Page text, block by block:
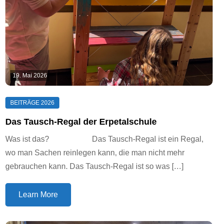
19. Mai 2026
Das Tausch-Regal der Erpetalschule
Was ist das? Das Tausch-Regal ist ein Regal,
wo man Sachen reinlegen kann, die man nicht mehr
gebrauchen kann. Das Tausch-Regal ist so was […]
Learn More